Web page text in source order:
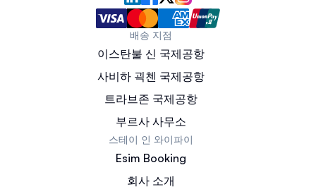
배송 지점
이스탄불 신 국제공항
사비하 괵첸 국제공항
트라브존 국제공항
부르사 사무소
스테이 인 와이파이
Esim Booking
회사 소개